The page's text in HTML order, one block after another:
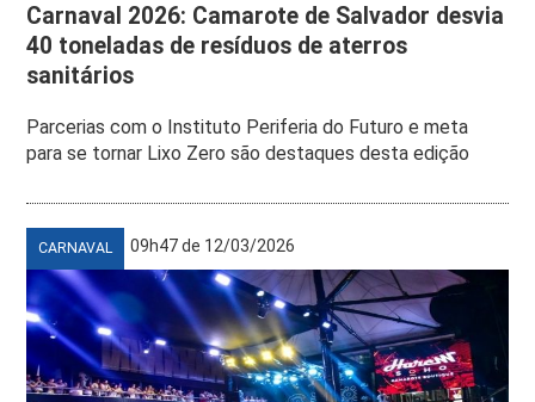
Carnaval 2026: Camarote de Salvador desvia
40 toneladas de resíduos de aterros
sanitários
Parcerias com o Instituto Periferia do Futuro e meta
para se tornar Lixo Zero são destaques desta edição
CARNAVAL 09h47 de 12/03/2026